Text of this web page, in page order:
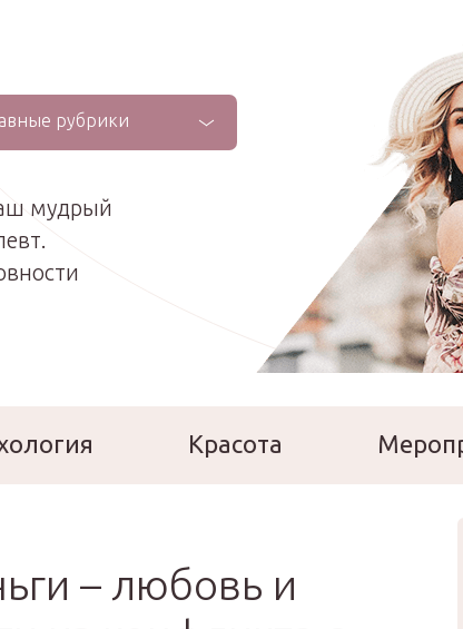
рубрики
мудрый
Красота
– любовь и